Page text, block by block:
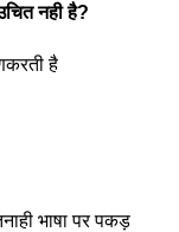
नही है?
है
भाषा पर पकड़